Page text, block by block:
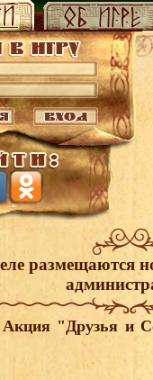
размещаются
Акция "Друзья и